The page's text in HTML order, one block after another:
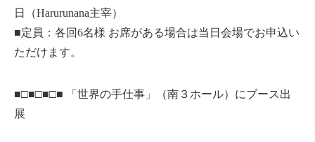
日（Harurunana主宰）
■定員：各回6名様 お席がある場合は当日会場でお申込い
ただけます。
■□■□■□■ 「世界の手仕事」（南３ホール）にブース出
展